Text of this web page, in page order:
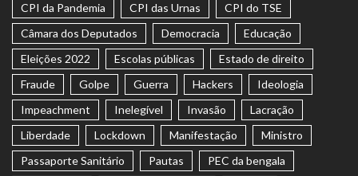
CPI da Pandemia
CPI das Urnas
CPI do TSE
Câmara dos Deputados
Democracia
Educação
Eleições 2022
Escolas públicas
Estado de direito
Fraude
Golpe Guerra Hackers
Ideologia
Impeachment
Inelegível Invasão
Lacração
Liberdade
Lockdown Manifestação
Ministro
Passaporte Sanitário
Pautas
PEC da bengala